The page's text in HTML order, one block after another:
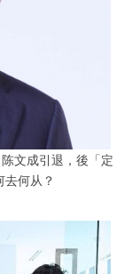
文成引退，後「定
何从？